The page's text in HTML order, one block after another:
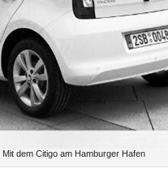
Mit dem Citigo am Hamburger Hafen